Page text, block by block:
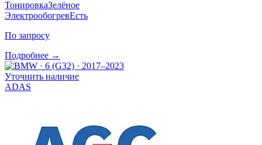
ТонировкаЗелёное
ЭлектрообогревЕсть
По запросу
Подробнее →
Уточнить наличие
ADAS